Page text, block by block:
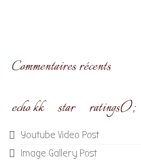
Commentaires récents
echo kk_star_ratings();
Youtube Video Post
Image Gallery Post